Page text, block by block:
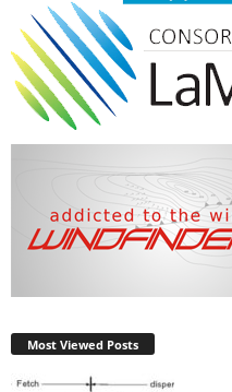
Most Viewed Posts